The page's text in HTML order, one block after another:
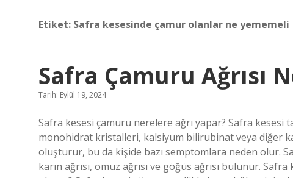
Etiket: Safra kesesinde çamur olanlar ne yememeli
Safra Çamuru Ağrısı
Tarih: Eylül 19, 2024
Safra kesesi çamuru nerelere ağrı yapar? Safra kesesi
monohidrat kristalleri, kalsiyum bilirubinat veya diğer
oluşturur, bu da kişide bazı semptomlara neden olur.
karın ağrısı, omuz ağrısı ve göğüs ağrısı bulunur.